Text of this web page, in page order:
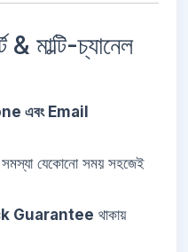
মাল্টি-চ্যানেল
এবং Email
সমস্যা যেকোনো সময় সহজেই
Guarantee থাকায়